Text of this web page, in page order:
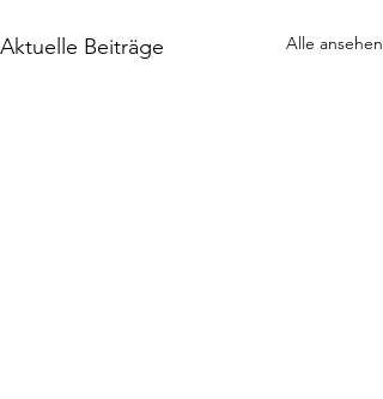
Aktuelle Beiträge Alle ansehen